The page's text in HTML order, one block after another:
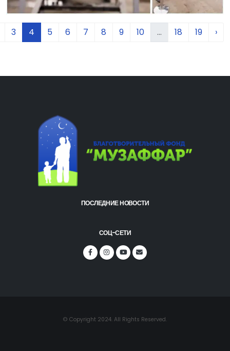
3 4 5 6 7 8 9 10 ... 18 19 ›
ПОСЛЕДНИЕ НОВОСТИ
СОЦ-СЕТИ
© Copyright 2024. All Rights Reserved.